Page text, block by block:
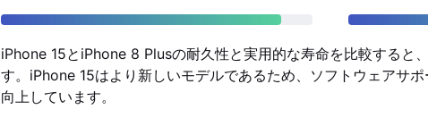
iPhone 15とiPhone 8 Plusの耐久性と実用的な寿命を比較すると
す。iPhone 15はより新しいモデルであるため、ソフトウェアサ
向上しています。